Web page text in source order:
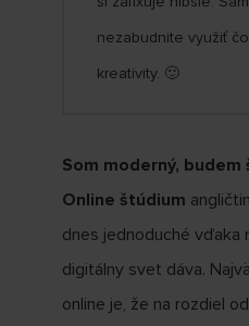
nezabudnite využiť
kreativity. 🙂
Som moderný,
Online štúdium
dnes jednoduché vďaka
digitálny svet dáva.
online je, že na rozdiel